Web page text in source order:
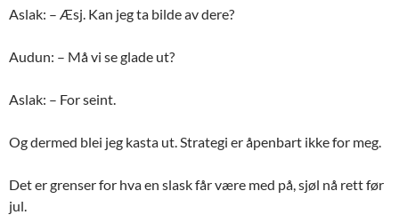
Aslak: – Æsj. Kan jeg ta bilde av dere?
Audun: – Må vi se glade ut?
Aslak: – For seint.
Og dermed blei jeg kasta ut. Strategi er åpenbart ikke for meg.
Det er grenser for hva en slask får være med på, sjøl nå rett før
jul.